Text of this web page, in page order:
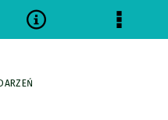
Narzędzia Menu